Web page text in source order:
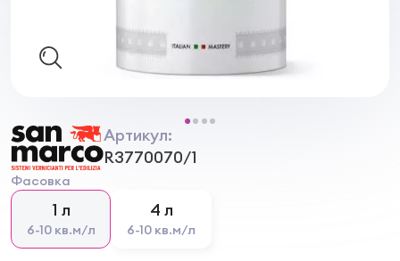
Артикул:
R3770070/1
Фасовка
1 л
6-10 кв.м/л
4 л
6-10 кв.м/л